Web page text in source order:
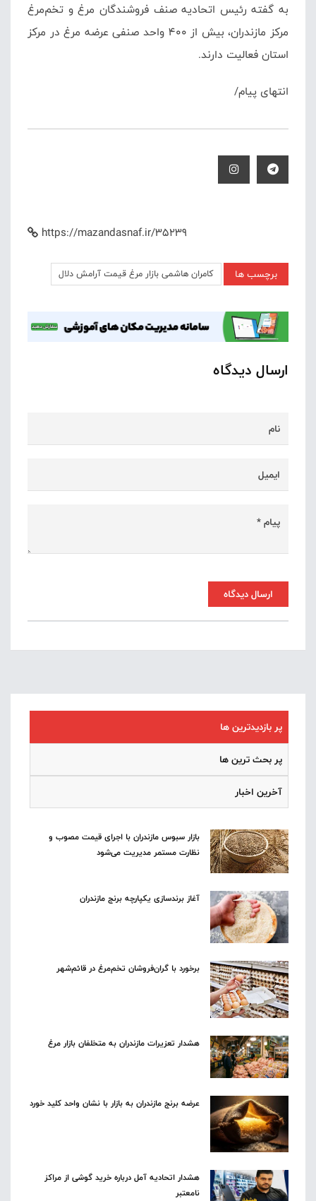
به گفته رئیس اتحادیه صنف فروشندگان مرغ و تخم‌مرغ
مرکز مازندران، بیش از 400 واحد صنفی عرضه مرغ در مرکز
استان فعالیت دارند.
انتهای پیام/
https://mazandasnaf.ir/35239
برچسب ها کامران هاشمی بازار مرغ قیمت آرامش دلال
ارسال دیدگاه
ارسال دیدگاه
پر بازدیدترین ها
پر بحث ترین ها
آخرین اخبار
بازار سبوس مازندران با اجرای قیمت مصوب و
نظارت مستمر مدیریت می‌شود
آغاز برندسازی یکپارچه برنج مازندران
برخورد با گران‌فروشان تخم‌مرغ در قائم‌شهر
هشدار تعزیرات مازندران به متخلفان بازار مرغ
عرضه برنج مازندران به بازار با نشان واحد کلید خورد
هشدار اتحادیه آمل درباره خرید گوشی از مراکز
نامعتبر